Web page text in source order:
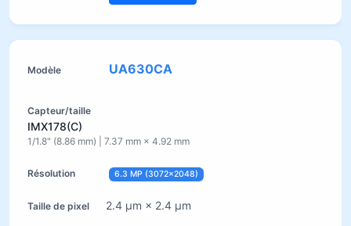
UA630CA
IMX178(C)
1/1.8" (8.86 mm) | 7.37 mm × 4.92 mm
6.3 MP (3072×2048)
2.4 µm × 2.4 µm